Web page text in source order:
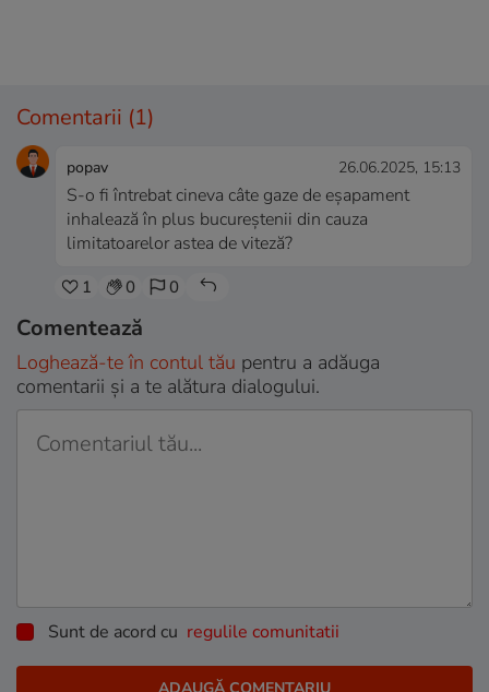
Comentarii (1)
popav 26.06.2025, 15:13
S-o fi întrebat cineva câte gaze de eșapament
inhalează în plus bucureștenii din cauza
limitatoarelor astea de viteză?
1 0 0
Comentează
Loghează-te în contul tău pentru a adăuga
comentarii și a te alătura dialogului.
Sunt de acord cu regulile comunitatii